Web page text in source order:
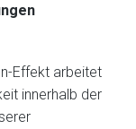
Effekt arbeitet
innerhalb der